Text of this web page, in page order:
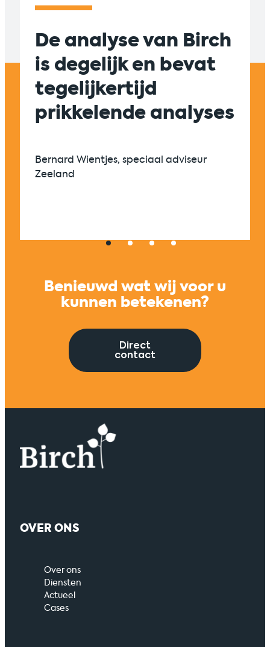
De analyse van Birch
is degelijk en bevat
tegelijkertijd
prikkelende analyses
Bernard Wientjes, speciaal adviseur
Zeeland
Benieuwd wat wij voor u
kunnen betekenen?
Direct
contact
OVER ONS
Over ons
Diensten
Actueel
Cases